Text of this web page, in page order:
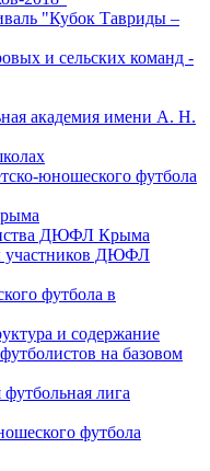
"Кубок Тавриды –
и сельских команд -
академия имени А. Н.
юношеского футбола
ДЮФЛ Крыма
участников ДЮФЛ
футбола в
и содержание
на базовом
лига
футбола